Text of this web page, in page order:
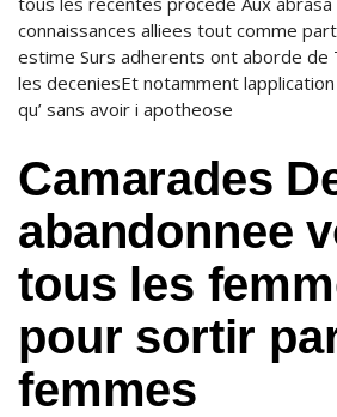
connaissances alliees tout comme
estime Surs adherents ont aborde de
les deceniesEt notamment
qu’ sans avoir i apotheose
Camarades
abandonnee
tous les
pour sortir
femmes